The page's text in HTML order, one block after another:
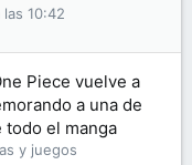
las 10:42
Piece vuelve a
a una de
todo el manga
y juegos